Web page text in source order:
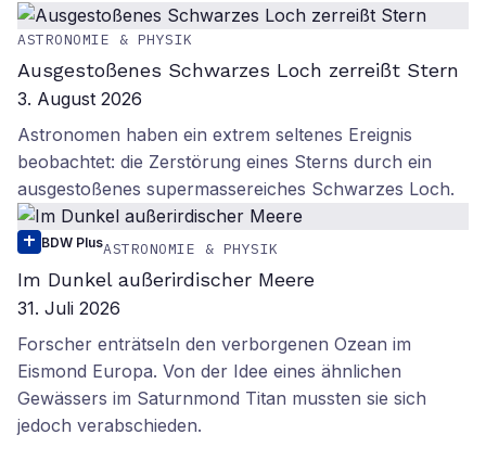
ASTRONOMIE & PHYSIK
Ausgestoßenes Schwarzes Loch zerreißt Stern
3. August 2026
Astronomen haben ein extrem seltenes Ereignis
beobachtet: die Zerstörung eines Sterns durch ein
ausgestoßenes supermassereiches Schwarzes Loch.
BDW PlusASTRONOMIE & PHYSIK
Im Dunkel außerirdischer Meere
31. Juli 2026
Forscher enträtseln den verborgenen Ozean im
Eismond Europa. Von der Idee eines ähnlichen
Gewässers im Saturnmond Titan mussten sie sich
jedoch verabschieden.